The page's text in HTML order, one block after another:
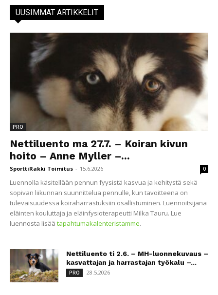
UUSIMMAT ARTIKKELIT
PRO
Nettiluento ma 27.7. – Koiran kivun
hoito – Anne Myller –...
SporttiRakki Toimitus - 15.6.2026 0
Luennolla käsitellään pennun fyysistä kasvua ja kehitystä sekä
sopivan liikunnan suunnittelua pennulle, kun tavoitteena on
tulevaisuudessa koiraharrastuksiin osallistuminen. Luennoitsijana
eläinten kouluttaja ja eläinfysioterapeutti Milka Tauru. Lue
luennosta lisää tapahtumakalenteristamme.
Nettiluento ti 2.6. – MH-luonnekuvaus –
kasvattajan ja harrastajan työkalu –...
PRO 28.5.2026